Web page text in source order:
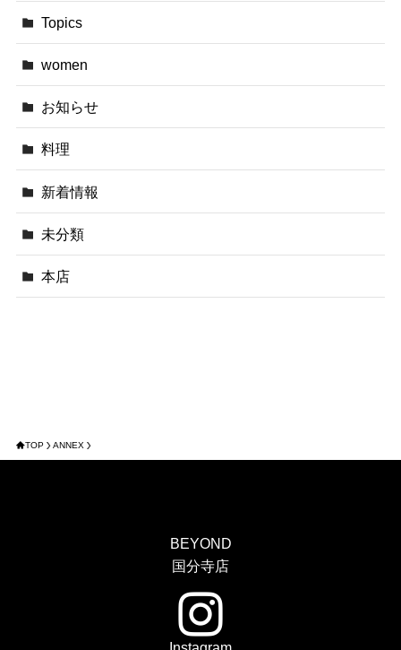
Topics
women
お知らせ
料理
新着情報
未分類
本店
TOP ANNEX
BEYOND
国分寺店